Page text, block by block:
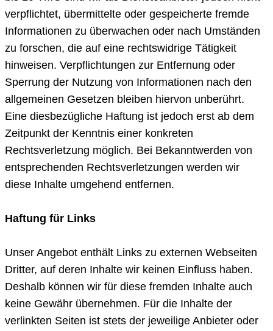
verpflichtet, übermittelte oder gespeicherte fremde
Informationen zu überwachen oder nach Umständen
zu forschen, die auf eine rechtswidrige Tätigkeit
hinweisen. Verpflichtungen zur Entfernung oder
Sperrung der Nutzung von Informationen nach den
allgemeinen Gesetzen bleiben hiervon unberührt.
Eine diesbezügliche Haftung ist jedoch erst ab dem
Zeitpunkt der Kenntnis einer konkreten
Rechtsverletzung möglich. Bei Bekanntwerden von
entsprechenden Rechtsverletzungen werden wir
diese Inhalte umgehend entfernen.
Haftung für Links
Unser Angebot enthält Links zu externen Webseiten
Dritter, auf deren Inhalte wir keinen Einfluss haben.
Deshalb können wir für diese fremden Inhalte auch
keine Gewähr übernehmen. Für die Inhalte der
verlinkten Seiten ist stets der jeweilige Anbieter oder